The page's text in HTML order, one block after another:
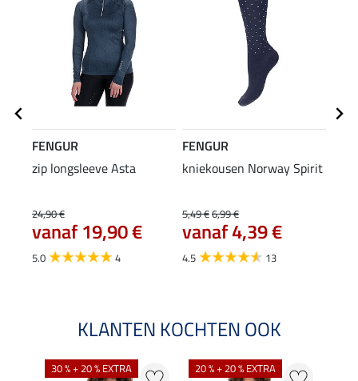
FENGUR
zip longsleeve Asta
24,90 €
vanaf 19,90 €
5.0 4
FENGUR
kniekousen Norway Spirit
5,49 €6,99 €
vanaf 4,39 €
4.5 13
KLANTEN KOCHTEN OOK
30 % + 20 % EXTRA 20 % + 20 % EXTRA